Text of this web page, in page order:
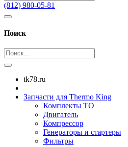
(812) 980-05-81
Поиск
tk78.ru
Запчасти для Thermo King
Комплекты ТО
Двигатель
Компрессор
Генераторы и стартеры
Фильтры